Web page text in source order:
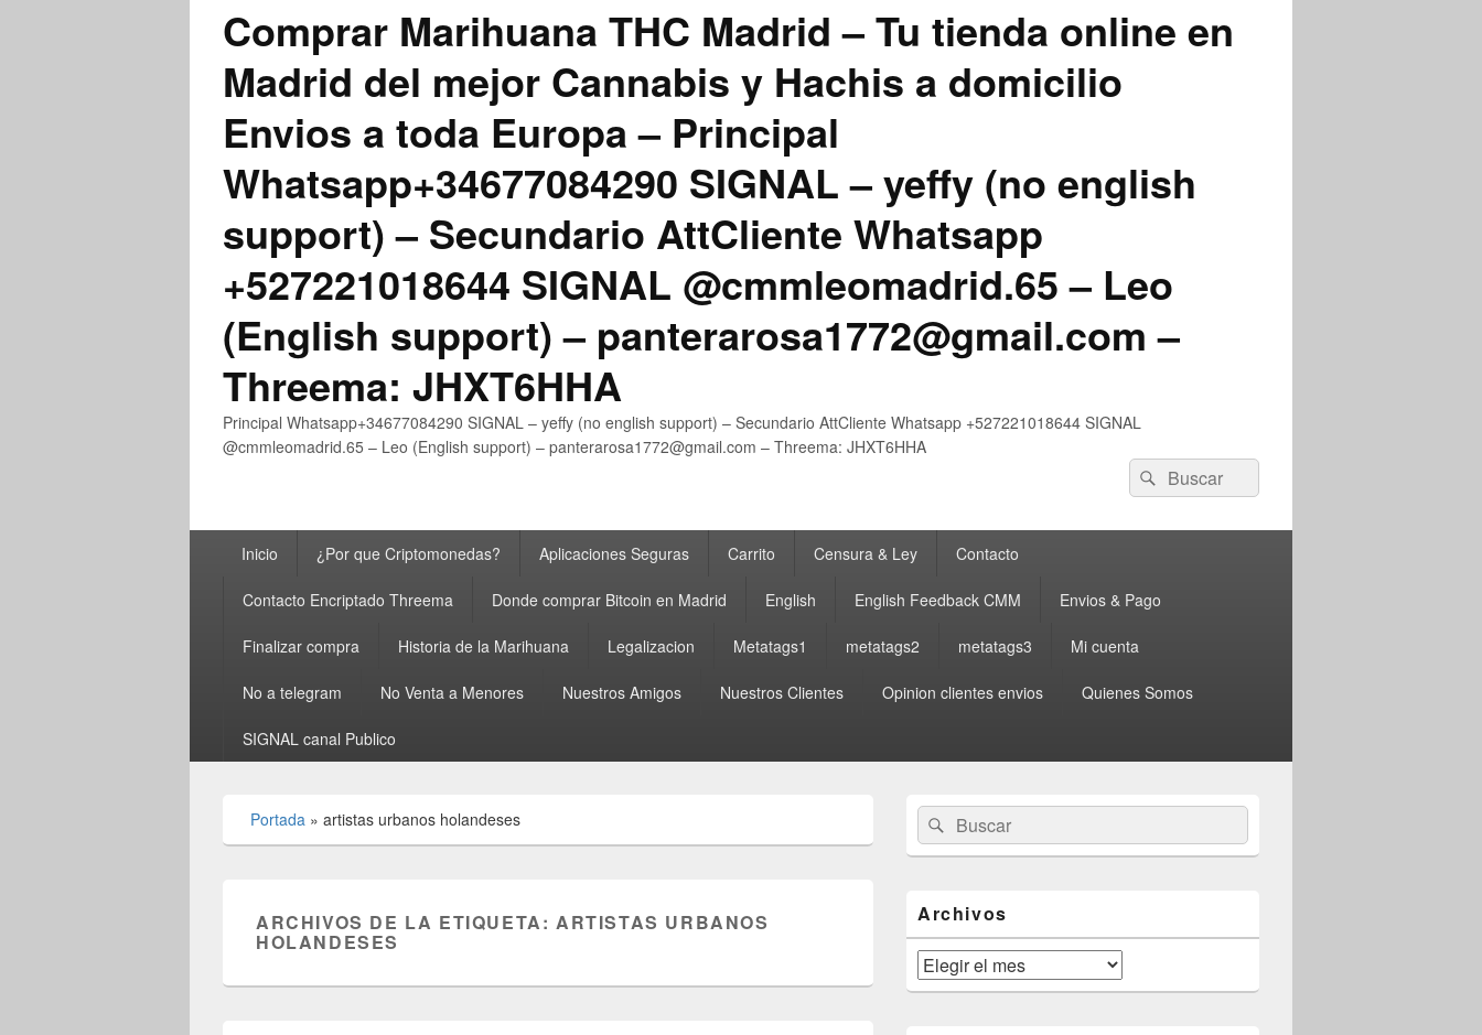
Comprar Marihuana THC Madrid – Tu tienda online en
Madrid del mejor Cannabis y Hachis a domicilio
Envios a toda Europa – Principal
Whatsapp+34677084290 SIGNAL – yeffy (no english
support) – Secundario AttCliente Whatsapp
+527221018644 SIGNAL @cmmleomadrid.65 – Leo
(English support) – panterarosa1772@gmail.com –
Threema: JHXT6HHA
Principal Whatsapp+34677084290 SIGNAL – yeffy (no english support) – Secundario AttCliente Whatsapp +527221018644 SIGNAL
@cmmleomadrid.65 – Leo (English support) – panterarosa1772@gmail.com – Threema: JHXT6HHA
Buscar
por:
Buscar
principalInicio ¿Por que Criptomonedas? Aplicaciones Seguras Carrito Censura & Ley Contacto
Contacto Encriptado Threema Donde comprar Bitcoin en Madrid English English Feedback CMM Envios & Pago
Finalizar compra Historia de la Marihuana Legalizacion Metatags1 metatags2 metatags3 Mi cuenta
No a telegram No Venta a Menores Nuestros Amigos Nuestros Clientes Opinion clientes envios Quienes Somos
SIGNAL canal Publico
Portada » artistas urbanos holandeses
ARCHIVOS DE LA ETIQUETA:ARTISTAS URBANOS
HOLANDESES
área
de
widget
lateral
primaria
Buscar
por:
Buscar
Archivos
Archivos